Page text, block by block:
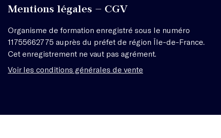
Mentions légales – CGV
Organisme de formation enregistré sous le numéro
11755662775 auprès du préfet de région Île-de-France.
Cet enregistrement ne vaut pas agrément.
Voir les conditions générales de vente